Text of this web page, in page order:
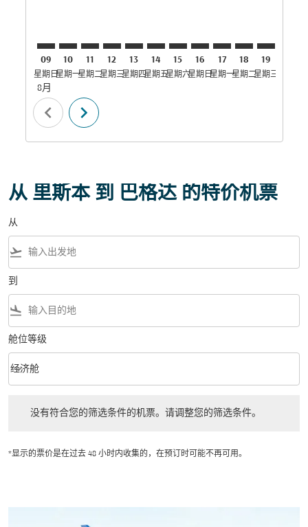
09
星期日
8月
10
星期一
11
星期二
12
星期三
13
星期四
14
星期五
15
星期六
16
星期日
17
星期一
18
星期二
19
星期三星期四
chevron_left chevron_right
从 里斯本 到 巴格达 的特价机票
从
flight_takeoff
到
flight_land
舱位等级
舱位等级 option 经济舱 Selected
经济舱
keyboard_arrow_down
没有符合您的筛选条件的机票。请调整您的筛选条件。
*显示的票价是在过去 48 小时内收集的，在预订时可能不再可用。